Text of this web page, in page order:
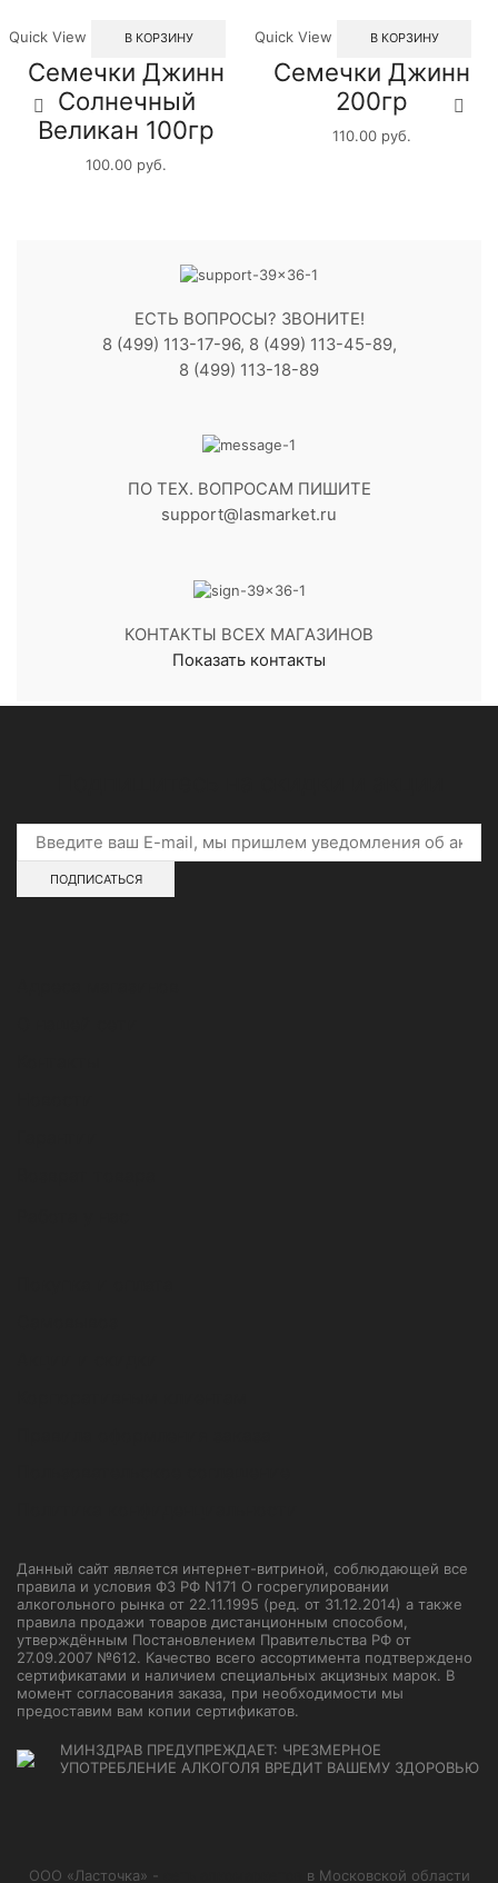
Quick View В КОРЗИНУ
Семечки Джинн
Солнечный
Великан 100гр
100.00 руб.
Quick View В КОРЗИНУ
Семечки Джинн
200гр
110.00 руб.
ЕСТЬ ВОПРОСЫ? ЗВОНИТЕ!
8 (499) 113-17-96, 8 (499) 113-45-89,
8 (499) 113-18-89
ПО ТЕХ. ВОПРОСАМ ПИШИТЕ
support@lasmarket.ru
КОНТАКТЫ ВСЕХ МАГАЗИНОВ
Показать контакты
Данный сайт является интернет-витриной, соблюдающей все
правила и условия ФЗ РФ N171 О госрегулировании
алкогольного рынка от 22.11.1995 (ред. от 31.12.2014) а также
правила продажи товаров дистанционным способом,
утверждённым Постановлением Правительства РФ от
27.09.2007 №612. Качество всего ассортимента подтверждено
сертификатами и наличием специальных акцизных марок. В
момент согласования заказа, при необходимости мы
предоставим вам копии сертификатов.
МИНЗДРАВ ПРЕДУПРЕЖДАЕТ: ЧРЕЗМЕРНОЕ
УПОТРЕБЛЕНИЕ АЛКОГОЛЯ ВРЕДИТ ВАШЕМУ ЗДОРОВЬЮ
ООО «Ласточка» - в Московской области